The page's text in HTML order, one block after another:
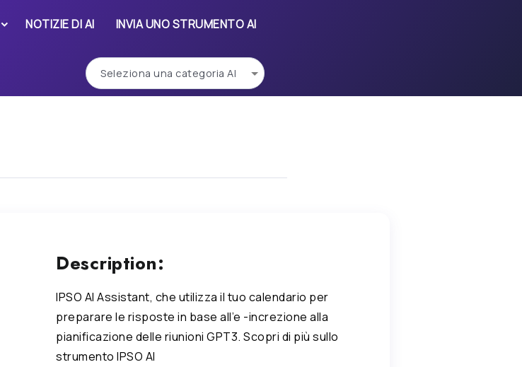
NOTIZIE DI AI INVIA UNO STRUMENTO AI
Description:
IPSO AI Assistant, che utilizza il tuo calendario per
preparare le risposte in base all’e -increzione alla
pianificazione delle riunioni GPT3. Scopri di più sullo
strumento IPSO AI